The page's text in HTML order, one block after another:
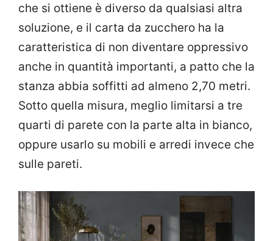
che si ottiene è diverso da qualsiasi altra
soluzione, e il carta da zucchero ha la
caratteristica di non diventare oppressivo
anche in quantità importanti, a patto che la
stanza abbia soffitti ad almeno 2,70 metri.
Sotto quella misura, meglio limitarsi a tre
quarti di parete con la parte alta in bianco,
oppure usarlo su mobili e arredi invece che
sulle pareti.